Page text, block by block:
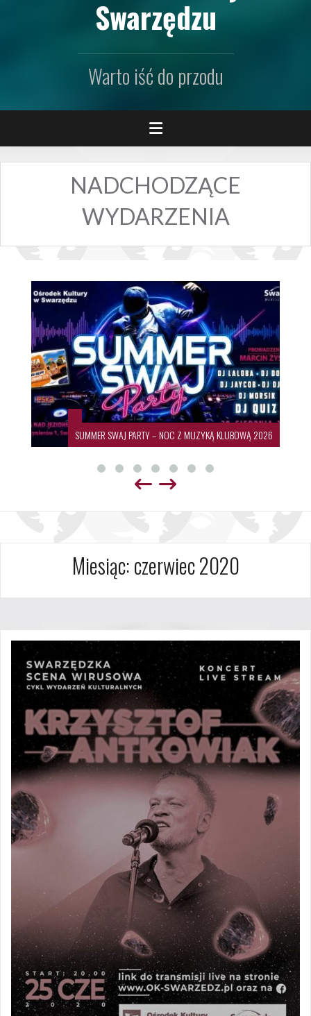
Swarzędzu
Warto iść do przodu
NADCHODZĄCE
WYDARZENIA
SUMMER SWAJ PARTY – NOC Z MUZYKĄ KLUBOWĄ 2026
Miesiąc:czerwiec 2020